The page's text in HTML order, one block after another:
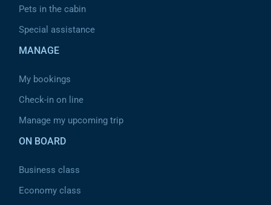
Pets in the cabin
Special assistance
MANAGE
My bookings
Check-in on line
Manage my upcoming trip
ON BOARD
Business class
Economy class